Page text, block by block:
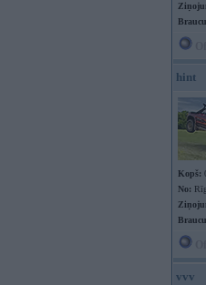
hint
Kopš:
No:
vvv